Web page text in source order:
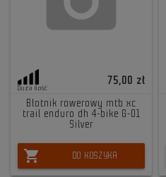
Duża ilość
75,00 zł
Błotnik rowerowy mtb xc
trail enduro dh 4-bike G-01
Silver
shopping_cart DO KOSZYKA